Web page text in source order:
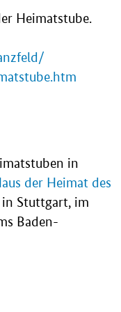
Heimatstube.
in
der Heimat des
in Stuttgart, im
Baden-